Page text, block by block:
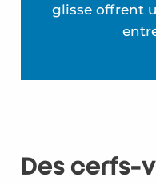
glisse offrent
Des cerfs-